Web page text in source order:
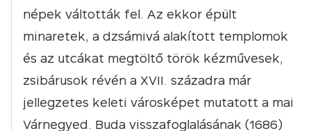
népek váltották fel. Az ekkor épült
minaretek, a dzsámivá alakított templomok
és az utcákat megtöltő török kézművesek,
zsibárusok révén a XVII. századra már
jellegzetes keleti városképet mutatott a mai
Várnegyed. Buda visszafoglalásának (1686)